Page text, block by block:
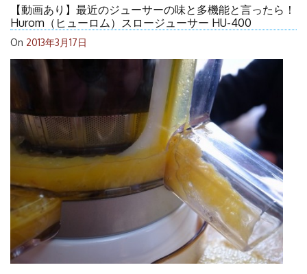
【動画あり】最近のジューサーの味と多機能と言ったら！
Hurom（ヒューロム）スロージューサー HU-400
On 2013年3月17日